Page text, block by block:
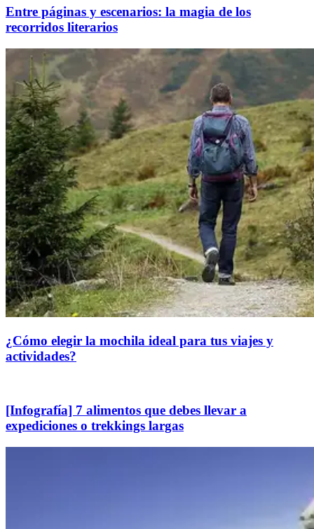
Entre páginas y escenarios: la magia de los
recorridos literarios
¿Cómo elegir la mochila ideal para tus viajes y
actividades?
[Infografía] 7 alimentos que debes llevar a
expediciones o trekkings largas